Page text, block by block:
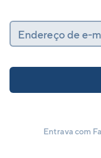
Endereço de e-
Entrava com